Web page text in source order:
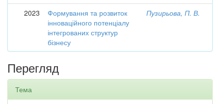
2023
Формування та розвиток
інноваційного потенціалу
інтегрованих структур
бізнесу
Пузирьова, П. В.
Перегляд
Тема